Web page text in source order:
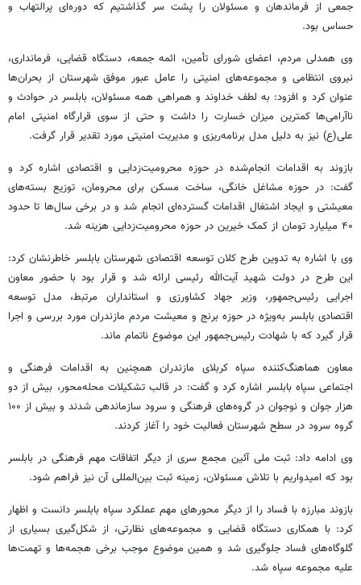
جمعی از فرماندهان و مسئولان را پشت سر گذاشتیم که دوره‌ای پرالتهاب و
حساس بود.
وی همدلی مردم، اعضای شورای تأمین، ائمه جمعه، دستگاه قضایی، فرمانداری،
نیروی انتظامی و مجموعه‌های امنیتی را عامل عبور موفق شهرستان از بحران‌ها
عنوان کرد و افزود: به لطف خداوند و همراهی همه مسئولان، بابلسر در حوادث و
ناآرامی‌ها کمترین میزان خسارت را داشت و حتی از سوی قرارگاه امنیتی امام
علی(ع) نیز به دلیل مدل برنامه‌ریزی و مدیریت امنیتی مورد تقدیر قرار گرفت.
بازوند به اقدامات انجام‌شده در حوزه محرومیت‌زدایی و اقتصادی اشاره کرد و
گفت: در حوزه مشاغل خانگی، ساخت مسکن برای محرومان، توزیع بسته‌های
معیشتی و ایجاد اشتغال اقدامات گسترده‌ای انجام شد و در برخی سال‌ها تا حدود
۴۰ میلیارد تومان از کمک خیرین در حوزه محرومیت‌زدایی هزینه شد.
وی با اشاره به تدوین طرح کلان توسعه اقتصادی شهرستان بابلسر خاطرنشان کرد:
این طرح در دولت شهید آیت‌الله رئیسی ارائه شد و قرار بود با حضور معاون
اجرایی رئیس‌جمهور، وزیر جهاد کشاورزی و استانداران مرتبط، مدل توسعه
اقتصادی بابلسر به‌ویژه در حوزه برنج و معیشت مردم مازندران مورد بررسی و اجرا
قرار گیرد که با شهادت رئیس‌جمهور این موضوع ناتمام ماند.
معاون هماهنگ‌کننده سپاه کربلای مازندران همچنین به اقدامات فرهنگی و
اجتماعی سپاه بابلسر اشاره کرد و گفت: در قالب تشکیلات محله‌محور، بیش از دو
هزار جوان و نوجوان در گروه‌های فرهنگی و سرود سازماندهی شدند و بیش از ۱۰۰
گروه سرود در سطح شهرستان فعالیت خود را آغاز کردند.
وی ادامه داد: ثبت ملی آئین مجمع سری از دیگر اتفاقات مهم فرهنگی در بابلسر
بود که امیدواریم با تلاش مسئولان، زمینه ثبت بین‌المللی آن نیز فراهم شود.
بازوند مبارزه با فساد را از دیگر محورهای مهم عملکرد سپاه بابلسر دانست و اظهار
کرد: با همکاری دستگاه قضایی و مجموعه‌های نظارتی، از شکل‌گیری بسیاری از
گلوگاه‌های فساد جلوگیری شد و همین موضوع موجب برخی هجمه‌ها و تهمت‌ها
علیه مجموعه سپاه شد.